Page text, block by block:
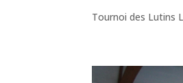
Tournoi des Lutins